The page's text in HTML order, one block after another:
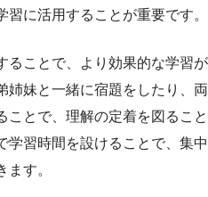
に活用することが重要です。
ることで、より効果的な学習が
姉妹と一緒に宿題をしたり、両
ことで、理解の定着を図ること
学習時間を設けることで、集中
す。